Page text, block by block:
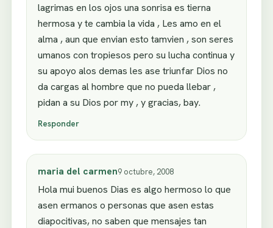
lagrimas en los ojos una sonrisa es tierna
hermosa y te cambia la vida , Les amo en el
alma , aun que envian esto tamvien , son seres
umanos con tropiesos pero su lucha continua y
su apoyo alos demas les ase triunfar Dios no
da cargas al hombre que no pueda llebar ,
pidan a su Dios por my , y gracias, bay.
Responder
maria del carmen9 octubre, 2008
Hola mui buenos Dias es algo hermoso lo que
asen ermanos o personas que asen estas
diapocitivas, no saben que mensajes tan